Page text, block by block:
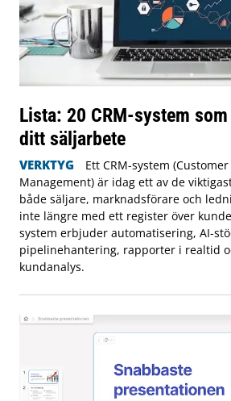
Lista: 20 CRM-system
ditt säljarbete
VERKTYG
Ett CRM-system
Management) är idag ett av de
både säljare, marknadsförare och
inte längre med ett register över
system erbjuder automatisering, AI-
pipelinehantering, rapporter i realtid
kundanalys.